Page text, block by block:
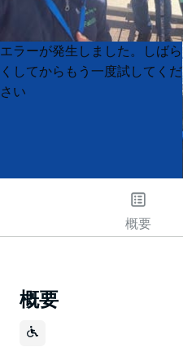
Product
List
Product
List
エラーが発生しました。しばら
くしてからもう一度試してくだ
さい
概要
概要